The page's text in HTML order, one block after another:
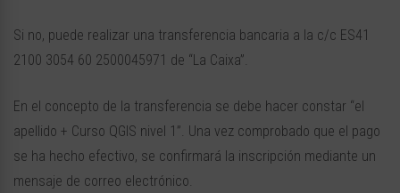
Si no, puede realizar una transferencia bancaria a la c/c ES41
2100 3054 60 2500045971 de “La Caixa”.
En el concepto de la transferencia se debe hacer constar “el
apellido + Curso QGIS nivel 1”. Una vez comprobado que el pago
se ha hecho efectivo, se confirmará la inscripción mediante un
mensaje de correo electrónico.